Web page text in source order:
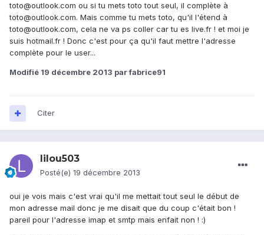
toto@outlook.com ou si tu mets toto tout seul, il complète à
toto@outlook.com. Mais comme tu mets toto, qu'il l'étend à
toto@outlook.com, cela ne va ps coller car tu es live.fr ! et moi je
suis hotmail.fr ! Donc c'est pour ça qu'il faut mettre l'adresse
complète pour le user...
Modifié 19 décembre 2013 par fabrice91
Citer
lilou503
Posté(e) 19 décembre 2013
oui je vois mais c'est vrai qu'il me mettait tout seul le début de
mon adresse mail donc je me disait que du coup c'était bon !
pareil pour l'adresse imap et smtp mais enfait non ! :)